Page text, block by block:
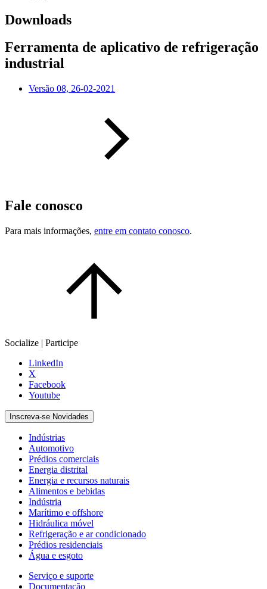
Downloads
Ferramenta de aplicativo de refrigeração
industrial
Versão 08, 26-02-2021
Fale conosco
Para mais informações, entre em contato conosco.
Socialize | Participe
LinkedIn
X
Facebook
Youtube
Inscreva-se Novidades
Indústrias
Automotivo
Prédios comerciais
Energia distrital
Energia e recursos naturais
Alimentos e bebidas
Indústria
Marítimo e offshore
Hidráulica móvel
Refrigeração e ar condicionado
Prédios residenciais
Água e esgoto
Serviço e suporte
Documentação